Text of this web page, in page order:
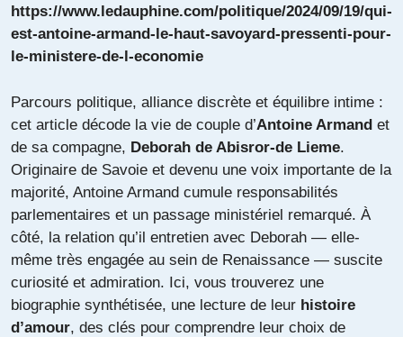
https://www.ledauphine.com/politique/2024/09/19/qui-
est-antoine-armand-le-haut-savoyard-pressenti-pour-
le-ministere-de-l-economie
Parcours politique, alliance discrète et équilibre intime :
cet article décode la vie de couple d’Antoine Armand et
de sa compagne, Deborah de Abisror-de Lieme.
Originaire de Savoie et devenu une voix importante de la
majorité, Antoine Armand cumule responsabilités
parlementaires et un passage ministériel remarqué. À
côté, la relation qu’il entretien avec Deborah — elle-
même très engagée au sein de Renaissance — suscite
curiosité et admiration. Ici, vous trouverez une
biographie synthétisée, une lecture de leur histoire
d’amour, des clés pour comprendre leur choix de